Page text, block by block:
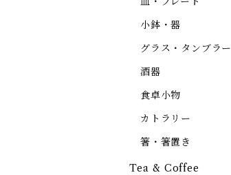
小鉢・器
グラス・タンブラー
酒器
食卓小物
カトラリー
箸・箸置き
Tea & Coffee